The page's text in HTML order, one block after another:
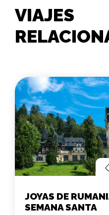
VIAJES
JOYAS DE
SEMANA SANTA